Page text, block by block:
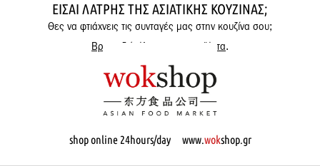
ΕΊΣΑΙ ΛΆΤΡΗΣ ΤΗΣ ΑΣΙΑΤΙΚΉΣ ΚΟΥΖΊΝΑΣ;
Θες να φτιάχνεις τις συνταγές μας στην κουζίνα σου;
Βρες εδώ όλα μας τα προϊόντα.
shop online 24hours/day www.wokshop.gr